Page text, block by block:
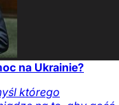
na Ukrainie?
którego